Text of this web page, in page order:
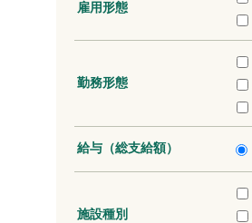
雇用形態
勤務形態
給与（総支給額）
施設種別